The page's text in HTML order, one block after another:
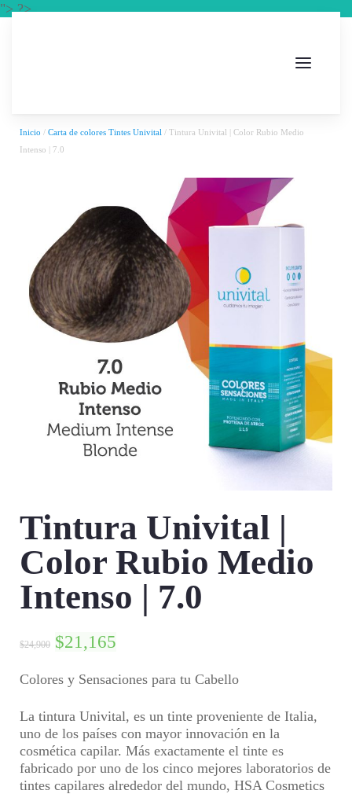
"> ?>
Inicio / Carta de colores Tintes Univital / Tintura Univital | Color Rubio Medio
Intenso | 7.0
Tintura Univital |
Color Rubio Medio
Intenso | 7.0
$24,900 $21,165
Colores y Sensaciones para tu Cabello
La tintura Univital, es un tinte proveniente de Italia,
uno de los países con mayor innovación en la
cosmética capilar. Más exactamente el tinte es
fabricado por uno de los cinco mejores laboratorios de
tintes capilares alrededor del mundo, HSA Cosmetics